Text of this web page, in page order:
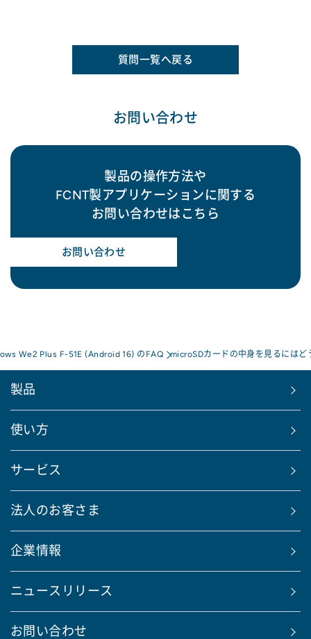
質問一覧へ戻る
お問い合わせ
製品の操作方法や
FCNT製アプリケーションに関する
お問い合わせはこちら
お問い合わせ
We2 Plus F-51E (Android 16) のFAQ microSDカードの中身を見るにはど
製品
使い方
サービス
法人のお客さま
企業情報
ニュースリリース
お問い合わせ